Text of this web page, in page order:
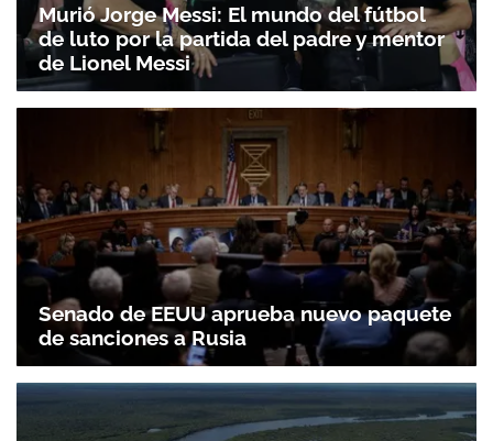
Murió Jorge Messi: El mundo del fútbol
de luto por la partida del padre y mentor
de Lionel Messi
Senado de EEUU aprueba nuevo paquete
de sanciones a Rusia